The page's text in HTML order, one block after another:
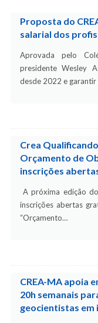
Proposta do
salarial dos
Aprovada pelo
presidente Wesley
desde 2022 e
Crea
Orçamento de
inscrições
A próxima edição
inscrições abertas
“Orçamento…
CREA-MA apoia
20h semanais
geocientistas em